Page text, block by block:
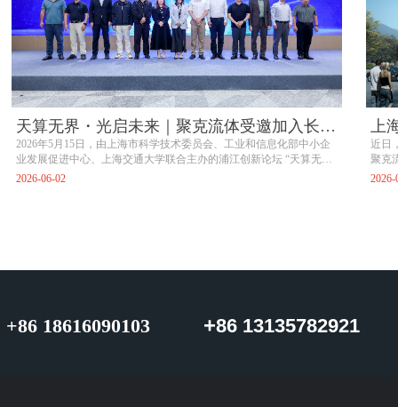
天算无界・光启未来｜聚克流体受邀加入长三
角天基创新联合体，共拓空天算力新赛道
2026年5月15日，由上海市科学技术委员会、工业和信息化部中小企
业发展促进中心、上海交通大学联合主办的浦江创新论坛 “天算无
界・光启未来” 产业融合交流活动在上海隆重举行。
2026-06-02
上
部
近日
聚克
业化
2026-
+86 18616090103 +86 13135782921